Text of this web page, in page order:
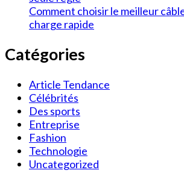
Comment choisir le meilleur
charge rapide
Catégories
Article Tendance
Célébrités
Des sports
Entreprise
Fashion
Technologie
Uncategorized